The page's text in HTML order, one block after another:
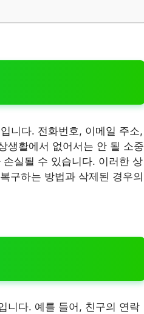
니다. 전화번호, 이메일 주소,
생활에서 없어서는 안 될 소중
실될 수 있습니다. 이러한 상
구하는 방법과 삭제된 경우의
니다. 예를 들어, 친구의 연락